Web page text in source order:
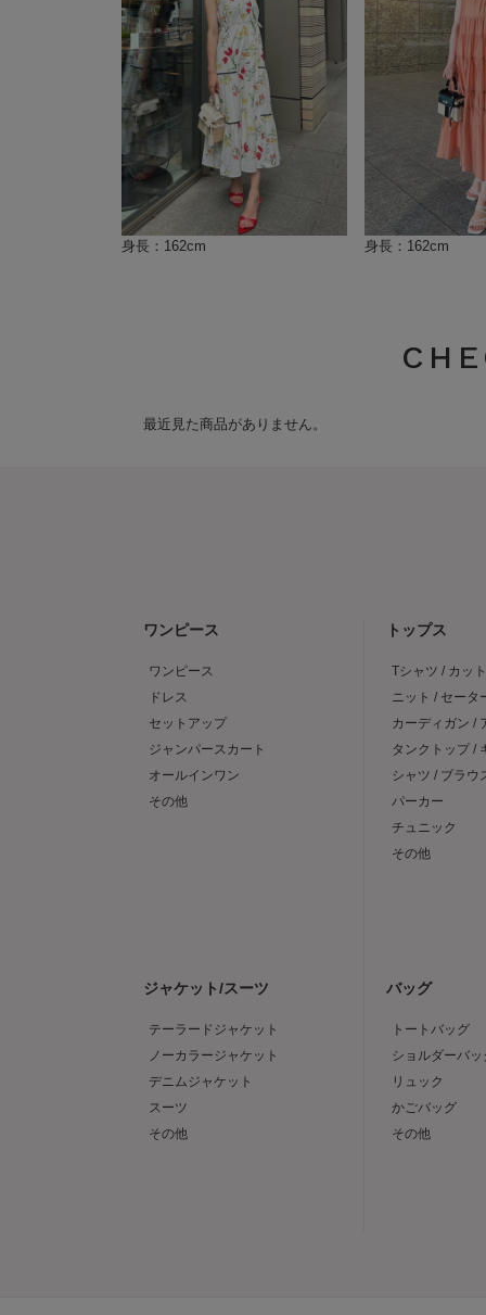
身長：162cm 身長：162cm
最近見た商品がありません。
ワンピース
ワンピース
ドレス
セットアップ
ジャンパースカート
オールインワン
その他
トップス
Tシャツ / カッ
ニット / セータ
カーディガン /
タンクトップ /
シャツ / ブラウ
パーカー
チュニック
その他
ジャケット/スーツ
テーラードジャケット
ノーカラージャケット
デニムジャケット
スーツ
その他
バッグ
トートバッグ
ショルダーバッ
リュック
かごバッグ
その他